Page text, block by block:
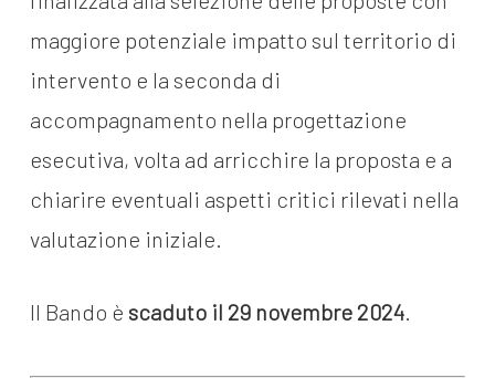
maggiore potenziale impatto sul territorio di
intervento e la seconda di
accompagnamento nella progettazione
esecutiva, volta ad arricchire la proposta e a
chiarire eventuali aspetti critici rilevati nella
valutazione iniziale.
Il Bando è scaduto il 29 novembre 2024.